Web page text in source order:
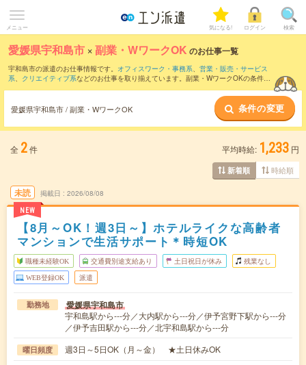
メニュー 気になる! ログイン 検索
愛媛県宇和島市 ×副業・WワークOK のお仕事一覧
宇和島市の派遣のお仕事情報です。 オフィスワーク・事務系、 営業・販売・サービス
系、 クリエイティブ系などのお仕事を取り揃えています。副業・WワークOKの条件の
愛媛県宇和島市 / 副業・WワークOK 条件の変更
全 2件 平均時給: 1,233 円
新着順 時給順
未読
NEW
掲載日 2026/08/08
【8月～OK！週3日～】ホテルライクな高齢者
マンションで生活サポート＊時短OK
職種未経験OK 交通費別途支給あり 土日祝日が休み 残業なし
WEB登録OK 派遣
勤務地 愛媛県宇和島市
宇和島駅から---分／大内駅から---分／伊予宮野下駅から---分
／伊予吉田駅から---分／北宇和島駅から---分
曜日頻度 週3日～5日OK（月～金） ★土日休みOK